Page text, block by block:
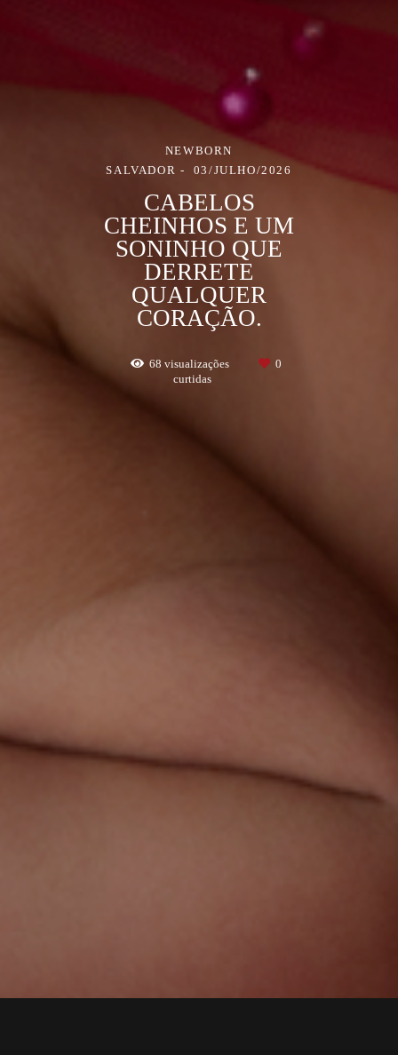
NEWBORN
SALVADOR
03/JULHO/2026
CABELOS
CHEINHOS E UM
SONINHO QUE
DERRETE
QUALQUER
CORAÇÃO.
68 visualizações
0
curtidas